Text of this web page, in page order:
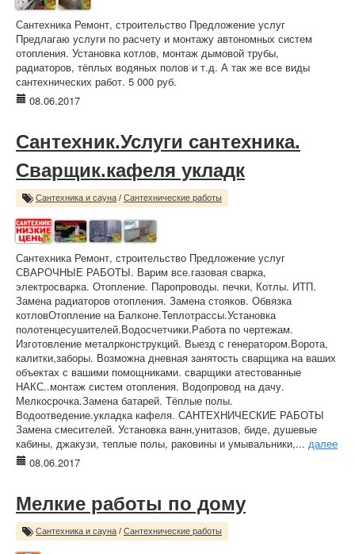
Сантехника Ремонт, строительство Предложение услуг
Предлагаю услуги по расчету и монтажу автономных систем
отопления. Установка котлов, монтаж дымовой трубы,
радиаторов, тёплых водяных полов и т.д. А так же все виды
сантехнических работ. 5 000 руб.
08.06.2017
Сантехник.Услуги сантехника.
Сварщик.кафеля укладк
Сантехника и сауна / Сантехнические работы
Сантехника Ремонт, строительство Предложение услуг
СВАРОЧНЫЕ РАБОТЫ. Варим все.газовая сварка,
электросварка. Отопление. Паропроводы. печки, Котлы. ИТП.
Замена радиаторов отопления. Замена стояков. Обвязка
котловОтопление на Балконе.Теплотрассы.Установка
полотенцесушителей.Водосчетчики.Работа по чертежам.
Изготовление металрконструкций. Выезд с генератором.Ворота,
калитки,заборы. Возможна дневная занятость сварщика на ваших
объектах с вашими помощниками. сварщики атестованные
НАКС..монтаж систем отопления. Водопровод на дачу.
Мелкосрочка.Замена батарей. Тёплые полы.
Водоотведение.укладка кафеля. САНТЕХНИЧЕСКИЕ РАБОТЫ
Замена смесителей. Установка ванн,унитазов, биде, душевые
кабины, джакузи, теплые полы, раковины и умывальники,... далее
08.06.2017
Мелкие работы по дому
Сантехника и сауна / Сантехнические работы